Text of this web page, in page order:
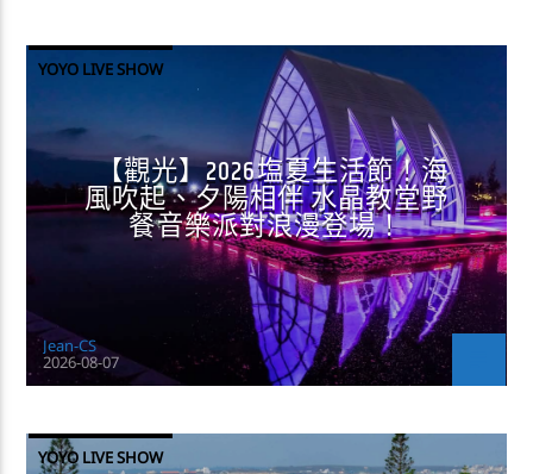
YOYO LIVE SHOW
【觀光】2026塩夏生活節！海
風吹起、夕陽相伴 水晶教堂野
餐音樂派對浪漫登場！
Jean-CS
2026-08-07
YOYO LIVE SHOW